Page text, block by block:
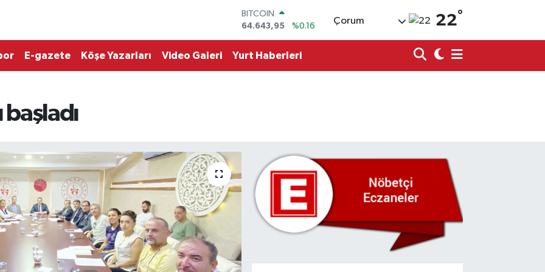
DOLAR
47,6006
%0.06
EURO
55,0250
%0.02
Çorum 22°
E-gazete Köşe Yazarları Video Galeri Yurt Haberleri
başladı